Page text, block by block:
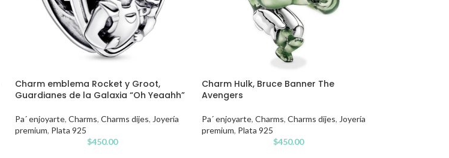
Charm emblema Rocket y Groot,
Guardianes de la Galaxia “Oh Yeaahh”
Pa´ enjoyarte, Charms, Charms dijes, Joyería
premium, Plata 925
$450.00
Charm Hulk, Bruce Banner The
Avengers
Pa´ enjoyarte, Charms, Charms dijes, Joyería
premium, Plata 925
$450.00